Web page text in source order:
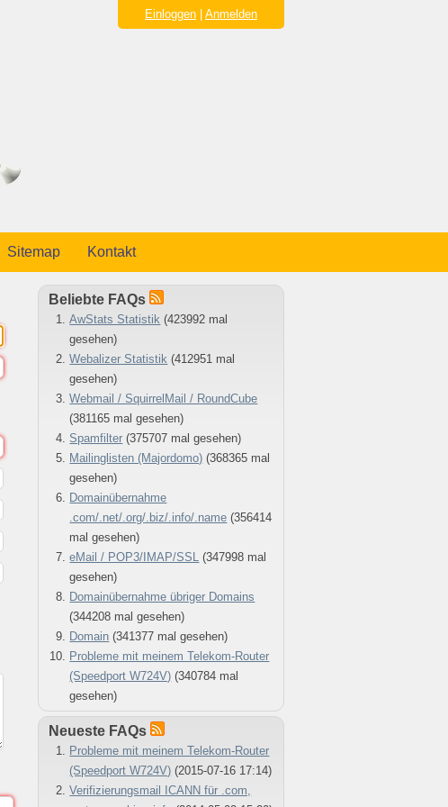
Einloggen Anmelden
Sitemap Kontakt
Beliebte FAQs
AwStats Statistik (423992 mal
gesehen)
Webalizer Statistik (412951 mal
gesehen)
Webmail / SquirrelMail / RoundCube
(381165 mal gesehen)
Spamfilter (375707 mal gesehen)
Mailinglisten (Majordomo) (368365 mal
gesehen)
Domainübernahme
.com/.net/.org/.biz/.info/.name (356414
mal gesehen)
eMail / POP3/IMAP/SSL (347998 mal
gesehen)
Domainübernahme übriger Domains
(344208 mal gesehen)
Domain (341377 mal gesehen)
Probleme mit meinem Telekom-Router
(Speedport W724V) (340784 mal
gesehen)
Neueste FAQs
Probleme mit meinem Telekom-Router
(Speedport W724V) (2015-07-16 17:14)
Verifizierungsmail ICANN für .com,